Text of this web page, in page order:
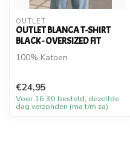
OUTLET
OUTLET BLANCA T-SHIRT
BLACK - OVERSIZED FIT
100% Katoen
€24,95
Voor 16:30 besteld, dezelfde
dag verzonden (ma t/m za)